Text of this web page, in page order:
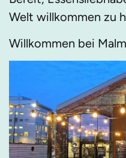
Welt willkommen zu
Willkommen bei